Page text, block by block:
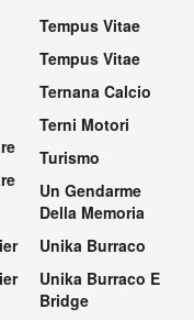
Tempus Vitae
Tempus Vitae
Ternana Calcio
Terni Motori
Turismo
Un Gendarme
Della Memoria
Unika Burraco
Unika Burraco E
Bridge